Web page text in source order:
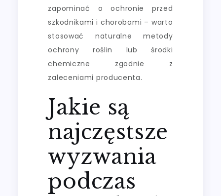
zapominać o ochronie przed
szkodnikami i chorobami – warto
stosować naturalne metody
ochrony roślin lub środki
chemiczne zgodnie z
zaleceniami producenta.
Jakie są
najczęstsze
wyzwania
podczas